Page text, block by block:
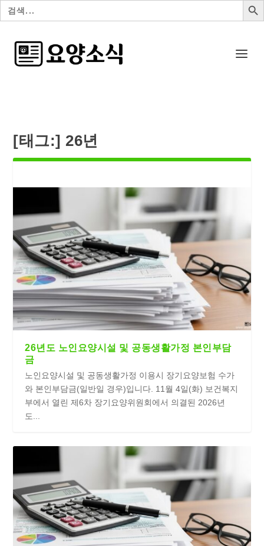
검
색:
[태그:] 26년
26년도 노인요양시설 및 공동생활가정 본인부담
금
노인요양시설 및 공동생활가정 이용시 장기요양보험 수가
와 본인부담금(일반일 경우)입니다. 11월 4일(화) 보건복지
부에서 열린 제6차 장기요양위원회에서 의결된 2026년
도...